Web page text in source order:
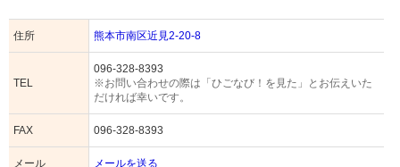
住所 熊本市南区近見2-20-8
TEL
096-328-8393
※お問い合わせの際は「ひごなび！を見た」とお伝えいた
だければ幸いです。
FAX 096-328-8393
メール メールを送る